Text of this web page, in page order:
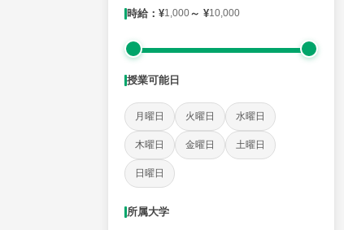
時給：¥1,000～ ¥10,000
授業可能日
月曜日 火曜日 水曜日
木曜日 金曜日 土曜日
日曜日
所属大学
社会
時給：¥1,000 ～ ¥10,000
授業可能日
火曜日